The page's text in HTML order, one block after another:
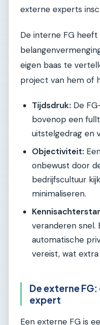
externe experts
De interne FG
eigen baas te
project van hem of
Tijdsdruk: De
bovenop een
uitstelgedrag en
Objectiviteit:
onbewust door
bedrijfscultuur
minimaliseren.
veranderen snel.
automatische
vereist, wat
De externe
expert
Een externe FG is